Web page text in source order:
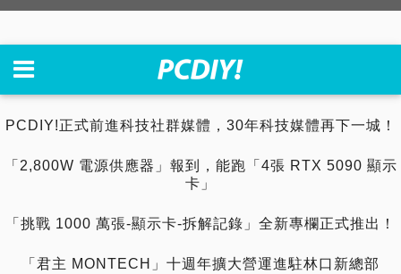
PCDIY!正式前進科技社群媒體，30年科技媒體再下一城！
「2,800W 電源供應器」報到，能跑「4張 RTX 5090 顯示
卡」
「挑戰 1000 萬張-顯示卡-拆解記錄」全新專欄正式推出！
「君主 MONTECH」十週年擴大營運進駐林口新總部